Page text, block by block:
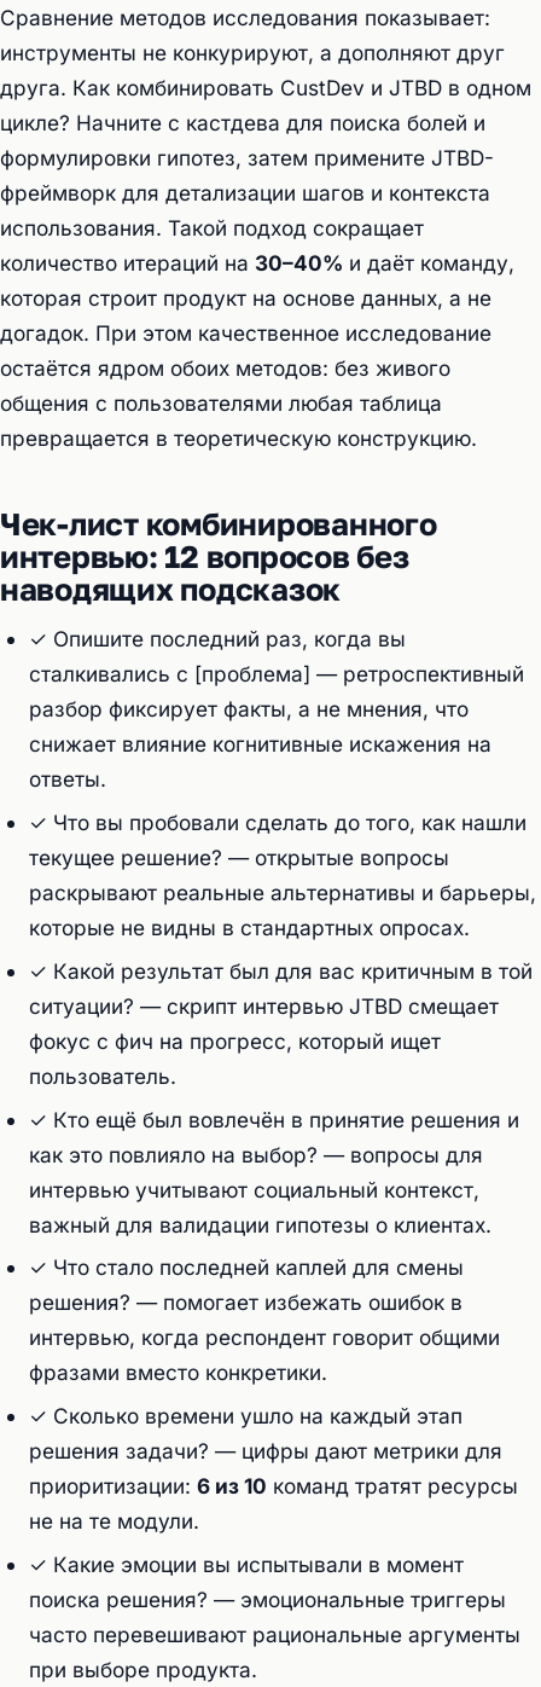
Сравнение методов исследования показывает:
инструменты не конкурируют, а дополняют друг
друга. Как комбинировать CustDev и JTBD в одном
цикле? Начните с кастдева для поиска болей и
формулировки гипотез, затем примените JTBD-
фреймворк для детализации шагов и контекста
использования. Такой подход сокращает
количество итераций на 30–40% и даёт команду,
которая строит продукт на основе данных, а не
догадок. При этом качественное исследование
остаётся ядром обоих методов: без живого
общения с пользователями любая таблица
превращается в теоретическую конструкцию.
Чек-лист комбинированного
интервью: 12 вопросов без
наводящих подсказок
✓ Опишите последний раз, когда вы
сталкивались с [проблема] — ретроспективный
разбор фиксирует факты, а не мнения, что
снижает влияние когнитивные искажения на
ответы.
✓ Что вы пробовали сделать до того, как нашли
текущее решение? — открытые вопросы
раскрывают реальные альтернативы и барьеры,
которые не видны в стандартных опросах.
✓ Какой результат был для вас критичным в той
ситуации? — скрипт интервью JTBD смещает
фокус с фич на прогресс, который ищет
пользователь.
✓ Кто ещё был вовлечён в принятие решения и
как это повлияло на выбор? — вопросы для
интервью учитывают социальный контекст,
важный для валидации гипотезы о клиентах.
✓ Что стало последней каплей для смены
решения? — помогает избежать ошибок в
интервью, когда респондент говорит общими
фразами вместо конкретики.
✓ Сколько времени ушло на каждый этап
решения задачи? — цифры дают метрики для
приоритизации:6 из 10 команд тратят ресурсы
не на те модули.
✓ Какие эмоции вы испытывали в момент
поиска решения? — эмоциональные триггеры
часто перевешивают рациональные аргументы
при выборе продукта.